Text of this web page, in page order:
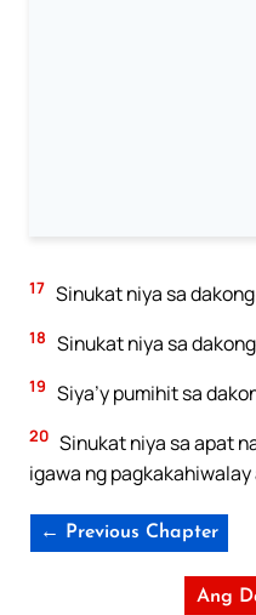
17 Sinukat niya sa
18 Sinukat niya sa
19 Siya’y pumihit sa
20 Sinukat niya sa apat
igawa ng
← Previous Chapter
Ang